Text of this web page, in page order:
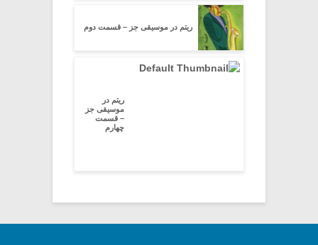
ریتم در موسیقی جز – قسمت دوم
ریتم در
موسیقی جز
– قسمت
چهارم